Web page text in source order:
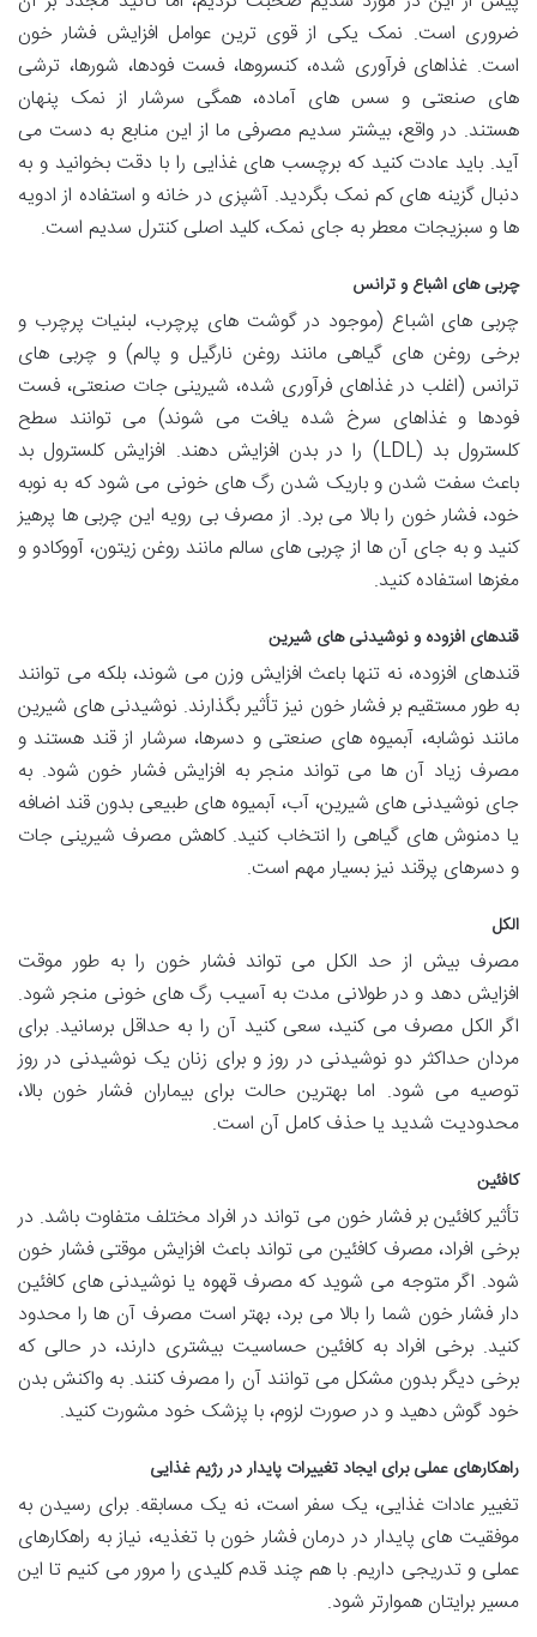
ضروری است. نمک یکی از قوی ترین عوامل افزایش فشار خون
است. غذاهای فرآوری شده، کنسروها، فست فودها، شورها، ترشی
های صنعتی و سس های آماده، همگی سرشار از نمک پنهان
هستند. در واقع، بیشتر سدیم مصرفی ما از این منابع به دست می
آید. باید عادت کنید که برچسب های غذایی را با دقت بخوانید و به
دنبال گزینه های کم نمک بگردید. آشپزی در خانه و استفاده از ادویه
ها و سبزیجات معطر به جای نمک، کلید اصلی کنترل سدیم است.
چربی های اشباع و ترانس
چربی های اشباع (موجود در گوشت های پرچرب، لبنیات پرچرب و
برخی روغن های گیاهی مانند روغن نارگیل و پالم) و چربی های
ترانس (اغلب در غذاهای فرآوری شده، شیرینی جات صنعتی، فست
فودها و غذاهای سرخ شده یافت می شوند) می توانند سطح
کلسترول بد (LDL) را در بدن افزایش دهند. افزایش کلسترول بد
باعث سفت شدن و باریک شدن رگ های خونی می شود که به نوبه
خود، فشار خون را بالا می برد. از مصرف بی رویه این چربی ها پرهیز
کنید و به جای آن ها از چربی های سالم مانند روغن زیتون، آووکادو و
مغزها استفاده کنید.
قندهای افزوده و نوشیدنی های شیرین
قندهای افزوده، نه تنها باعث افزایش وزن می شوند، بلکه می توانند
به طور مستقیم بر فشار خون نیز تأثیر بگذارند. نوشیدنی های شیرین
مانند نوشابه، آبمیوه های صنعتی و دسرها، سرشار از قند هستند و
مصرف زیاد آن ها می تواند منجر به افزایش فشار خون شود. به
جای نوشیدنی های شیرین، آب، آبمیوه های طبیعی بدون قند اضافه
یا دمنوش های گیاهی را انتخاب کنید. کاهش مصرف شیرینی جات
و دسرهای پرقند نیز بسیار مهم است.
الکل
مصرف بیش از حد الکل می تواند فشار خون را به طور موقت
افزایش دهد و در طولانی مدت به آسیب رگ های خونی منجر شود.
اگر الکل مصرف می کنید، سعی کنید آن را به حداقل برسانید. برای
مردان حداکثر دو نوشیدنی در روز و برای زنان یک نوشیدنی در روز
توصیه می شود. اما بهترین حالت برای بیماران فشار خون بالا،
محدودیت شدید یا حذف کامل آن است.
کافئین
تأثیر کافئین بر فشار خون می تواند در افراد مختلف متفاوت باشد. در
برخی افراد، مصرف کافئین می تواند باعث افزایش موقتی فشار خون
شود. اگر متوجه می شوید که مصرف قهوه یا نوشیدنی های کافئین
دار فشار خون شما را بالا می برد، بهتر است مصرف آن ها را محدود
کنید. برخی افراد به کافئین حساسیت بیشتری دارند، در حالی که
برخی دیگر بدون مشکل می توانند آن را مصرف کنند. به واکنش بدن
خود گوش دهید و در صورت لزوم، با پزشک خود مشورت کنید.
راهکارهای عملی برای ایجاد تغییرات پایدار در رژیم غذایی
تغییر عادات غذایی، یک سفر است، نه یک مسابقه. برای رسیدن به
موفقیت های پایدار در درمان فشار خون با تغذیه، نیاز به راهکارهای
عملی و تدریجی داریم. با هم چند قدم کلیدی را مرور می کنیم تا این
مسیر برایتان هموارتر شود.